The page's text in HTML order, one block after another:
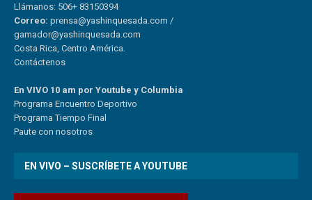
Llámanos: 506+ 83150394
Correo: prensa@yashinquesada.com /
gamador@yashinquesada.com
Costa Rica, Centro América.
Contáctenos
En VIVO 10 am por Youtube y Columbia
Programa Encuentro Deportivo
Programa Tiempo Final
Paute con nosotros
EN VIVO – SUSCRÍBETE A YOUTUBE